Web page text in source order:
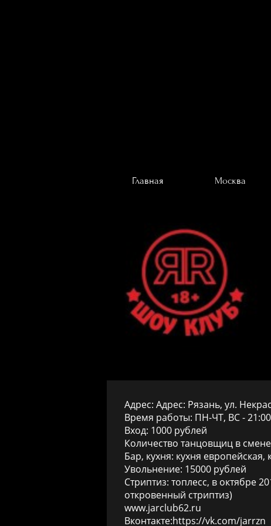
Главная Москва
Адрес: Адрес: Рязань, ул.
Время работы: ПН-ЧТ, ВС -
Вход: 1000 рублей
Количество танцовщиц в
Бар, кухня: кухня европейская,
Увольнение: 15000 рублей
Стриптиз: топлесс, в октябре
откровенный стриптиз)
www.jarclub62.ru
Вконтакте:https://vk.com/jarrzn